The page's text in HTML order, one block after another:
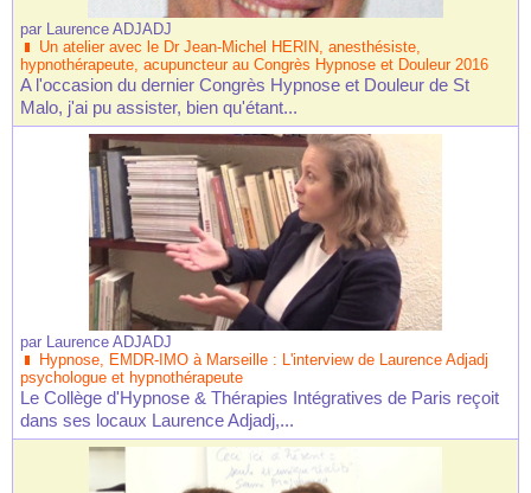
par Laurence ADJADJ
Un atelier avec le Dr Jean-Michel HERIN, anesthésiste,
hypnothérapeute, acupuncteur au Congrès Hypnose et Douleur 2016
A l'occasion du dernier Congrès Hypnose et Douleur de St
Malo, j'ai pu assister, bien qu'étant...
par Laurence ADJADJ
Hypnose, EMDR-IMO à Marseille : L'interview de Laurence Adjadj
psychologue et hypnothérapeute
Le Collège d'Hypnose & Thérapies Intégratives de Paris reçoit
dans ses locaux Laurence Adjadj,...